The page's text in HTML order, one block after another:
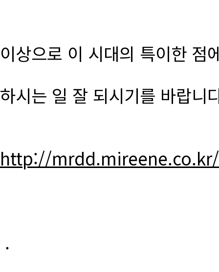
이상으로 이 시대의 특이한 점
하시는 일 잘 되시기를 바랍니
http://
.